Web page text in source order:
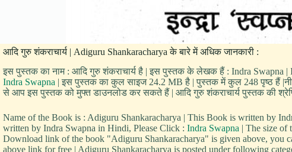
आदि गुरु शंकराचार्य | Adiguru Shankaracharya के बारे में अधिक जानकारी :
इस पुस्तक का नाम : आदि गुरु शंकराचार्य है | इस पुस्तक के लेखक हैं : Indra Swapna
Indra Swapna | इस पुस्तक का कुल साइज 24.2 MB है | पुस्तक में कुल 248 पृष्ठ हैं
से आप इस पुस्तक को मुफ्त डाउनलोड कर सकते हैं | आदि गुरु शंकराचार्य पुस्तक की
Name of the Book is : Adiguru Shankaracharya | This Book is written by
written by Indra Swapna in Hindi, Please Click : Indra Swapna | The size of
Download link of the book "Adiguru Shankaracharya" is given above, you
above link for free | Adiguru Shankaracharya is posted under following